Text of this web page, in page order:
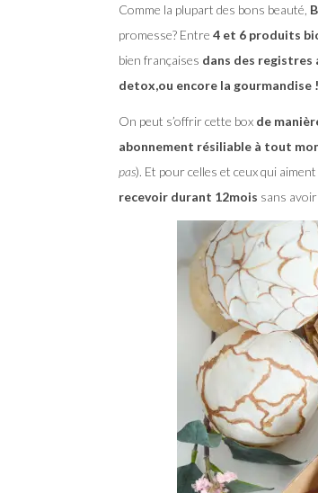
Comme la plupart des bons beauté,
promesse? Entre 4 et 6 produits
bien françaises dans des registres
detox,ou encore la gourmandise !
On peut s’offrir cette box de
abonnement résiliable à tout
pas). Et pour celles et ceux qui
recevoir durant 12mois sans avoir